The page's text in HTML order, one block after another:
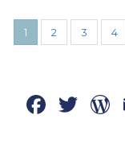
1 2 3 4